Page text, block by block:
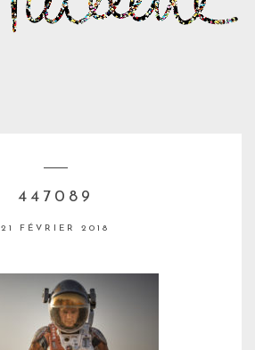
447089
21 FÉVRIER 2018